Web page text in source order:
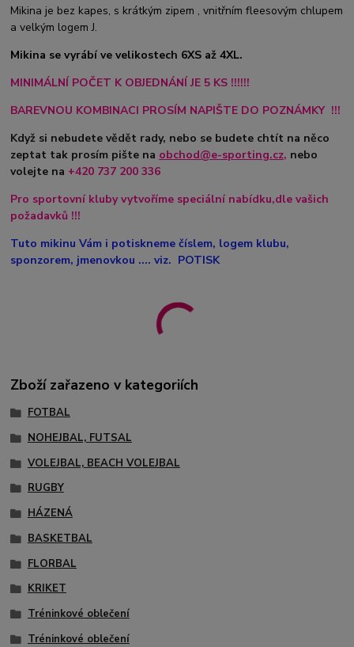
Mikina je bez kapes, s krátkým zipem , vnitřním fleesovým chlupem
a velkým logem J.
Mikina se vyrábí ve velikostech 6XS až 4XL.
MINIMÁLNÍ POČET K OBJEDNÁNÍ JE 5 KS !!!!!!
BAREVNOU KOMBINACI PROSÍM NAPIŠTE DO POZNÁMKY !!!
Když si nebudete vědět rady, nebo se budete chtít na něco
zeptat tak prosím pište na obchod@e-sporting.cz, nebo
volejte na +420 737 200 336
Pro sportovní kluby vytvoříme speciální nabídku,dle vašich
požadavků !!!
Tuto mikinu Vám i potiskneme číslem, logem klubu,
sponzorem, jmenovkou .... viz. POTISK
Zboží zařazeno v kategoriích
FOTBAL
NOHEJBAL, FUTSAL
VOLEJBAL, BEACH VOLEJBAL
RUGBY
HÁZENÁ
BASKETBAL
FLORBAL
KRIKET
Tréninkové oblečení
Tréninkové oblečení